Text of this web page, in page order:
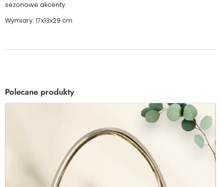
sezonowe akcenty.
Wymiary: 17x13x29 cm
Polecane produkty